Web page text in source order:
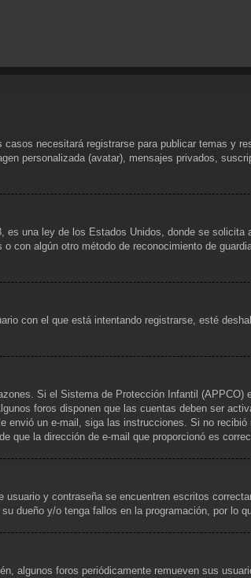
necesitará registrarse para publicar temas y
personalizada (avatar), mensajes privados,
una ley de los Estados Unidos, donde se
algún otro método de reconocimiento de
con el que está intentando registrarse, esté
Si el Sistema de Protección Infantil
foros disponen que las cuentas deben ser
un e-mail, siga las instrucciones. Si no
que la dirección de e-mail que proporcionó es
y contraseña se encuentren escritos
dueño y/o tenga fallos en la programación, por lo
algunos foros periódicamente remueven sus